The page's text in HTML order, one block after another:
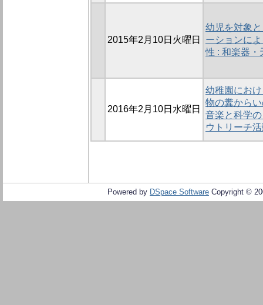
2015年2月10日火曜日
幼児を対象
ーションに
性 : 和楽器・
2016年2月10日水曜日
幼稚園にお
物の糞から
音楽と科学
ウトリーチ
Powered by DSpace Software Copyright ©